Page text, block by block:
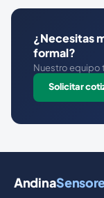
¿Necesitas
formal?
Nuestro equipo
Solicitar
Andina